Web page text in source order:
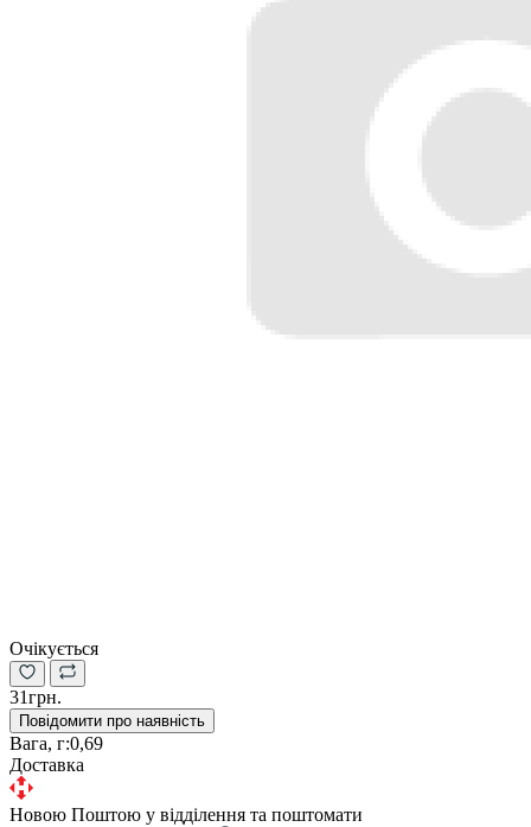
Очікується
31грн.
Повідомити про наявність
Вага, г:0,69
Доставка
Новою Поштою у відділення та поштомати